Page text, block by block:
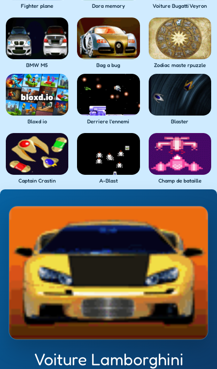
Voiture Lamborghini
Fighter plane Dora memory Voiture Bugatti Veyron
BMW M5 Bag a bug Zodiac maste rpuzzle
Bloxd io Derriere l'ennemi Blaster
Captain Crastin A-Blast Champ de bataille